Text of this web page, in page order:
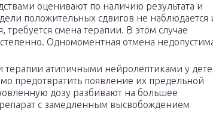
оценивают по наличию результата и
положительных сдвигов не наблюдается
смена терапии. В этом случае
Одномоментная отмена
атипичными нейролептиками у
предотвратить появление их предельной
дозу разбивают на большее
с замедленным высвобождением